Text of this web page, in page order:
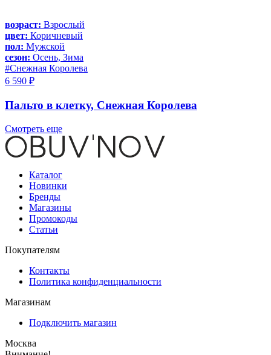
возраст: Взрослый
цвет: Коричневый
пол: Мужской
сезон: Осень, Зима
#Снежная Королева
6 590 ₽
Пальто в клетку, Снежная Королева
Смотреть еще
Каталог
Новинки
Бренды
Магазины
Промокоды
Статьи
Покупателям
Контакты
Политика конфиденциальности
Магазинам
Подключить магазин
Москва